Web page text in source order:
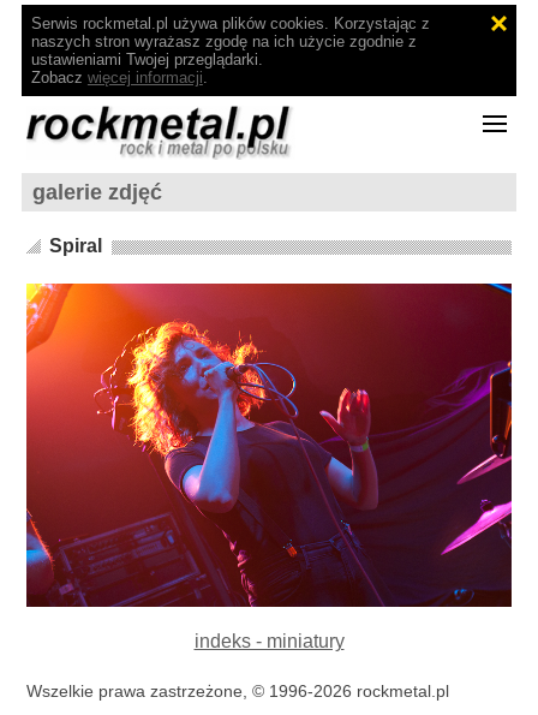
Serwis rockmetal.pl używa plików cookies. Korzystając z
naszych stron wyrażasz zgodę na ich użycie zgodnie z
ustawieniami Twojej przeglądarki.
Zobacz więcej informacji.
galerie zdjęć
Spiral
indeks - miniatury
Wszelkie prawa zastrzeżone, © 1996-2026 rockmetal.pl